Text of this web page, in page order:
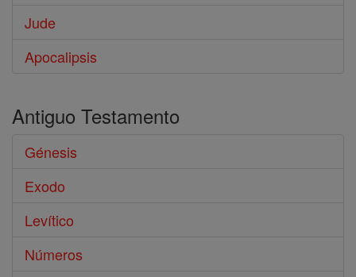
Jude
Apocalipsis
Antiguo Testamento
Génesis
Exodo
Levítico
Números